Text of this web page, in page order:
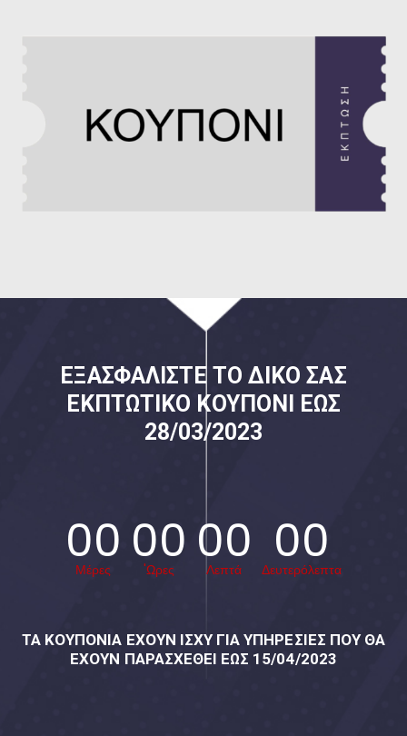
ΕΞΑΣΦΑΛΊΣΤΕ ΤΟ ΔΙΚΌ ΣΑΣ
ΕΚΠΤΩΤΙΚΌ ΚΟΥΠΌΝΙ ΈΩΣ
28/03/2023
00
Μέρες 00
'Ωρες 00
Λεπτά 00
Δευτερόλεπτα
ΤΑ ΚΟΥΠΌΝΙΑ ΈΧΟΥΝ ΙΣΧΎ ΓΙΑ ΥΠΗΡΕΣΊΕΣ ΠΟΥ ΘΑ
ΈΧΟΥΝ ΠΑΡΑΣΧΕΘΕΊ ΈΩΣ 15/04/2023